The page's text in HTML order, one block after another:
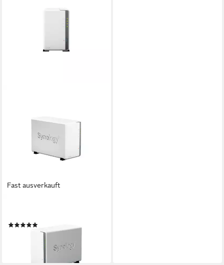
Fast ausverkauft
ab 283,98 €
mtl. in 24 Raten
lieferbar - in 2-3 Werktagen bei dir